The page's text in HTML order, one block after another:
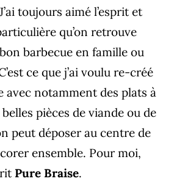
toujours aimé l’esprit et
qu’on retrouve
barbecue en famille ou
ce que j’ai voulu re-créé
avec notamment des plats à
pièces de viande ou de
peut déposer au centre de
ensemble. Pour moi,
Pure Braise.